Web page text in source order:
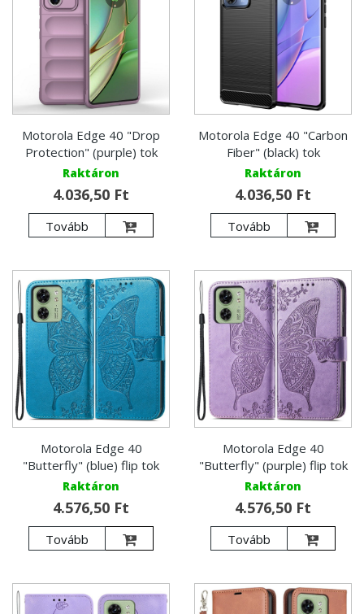
Motorola Edge 40 "Drop
Protection" (purple) tok
Raktáron
4.036,50 Ft
Tovább
Motorola Edge 40 "Carbon
Fiber" (black) tok
Raktáron
4.036,50 Ft
Tovább
Motorola Edge 40
"Butterfly" (blue) flip tok
Raktáron
4.576,50 Ft
Tovább
Motorola Edge 40
"Butterfly" (purple) flip tok
Raktáron
4.576,50 Ft
Tovább